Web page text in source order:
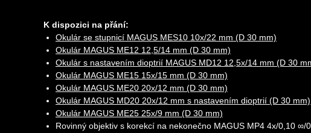
K dispozici na přání:
Okulár se stupnicí MAGUS MES10 10х/22 mm (D 30 mm)
Okulár MAGUS ME12 12,5/14 mm (D 30 mm)
Okulár s nastavením dioptrií MAGUS MD12 12,5х/14 mm (D 30
Okulár MAGUS ME15 15x/15 mm (D 30 mm)
Okulár MAGUS ME20 20х/12 mm (D 30 mm)
Okulár MAGUS MD20 20х/12 mm s nastavením dioptrií (D 30 mm)
Okulár MAGUS ME25 25х/9 mm (D 30 mm)
Rovinný objektiv s korekcí na nekonečno MAGUS MP4 4х/0,10 ∞/